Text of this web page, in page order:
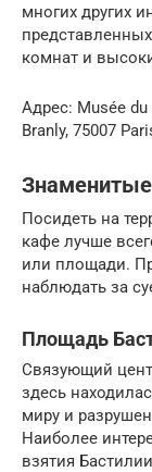
многих других
комнат и
Адрес: Musée
Branly, 75007
Посидеть на
кафе лучше
или площади.
наблюдать за
Площадь
Связующий
здесь
миру и
Наиболее
взятия